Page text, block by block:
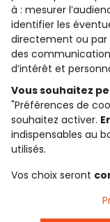
besoin d'aide ?
le club fidélité
notre catalogue
Conditions générales
Conditions
Politique de
Cookies et données
Paramètres des
à : mesurer
identifier les
directement ou par
des
d’intérêt et
Vous souhaitez
"Préférences de
souhaitez activer.
indispensables au
utilisés.
Vos choix seront